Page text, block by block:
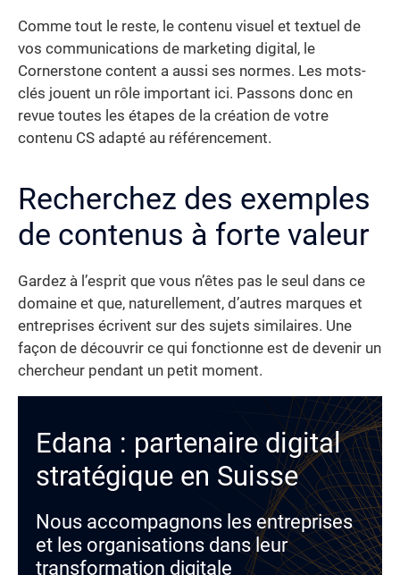
Comme tout le reste, le contenu visuel et textuel de
vos communications de marketing digital, le
Cornerstone content a aussi ses normes. Les mots-
clés jouent un rôle important ici. Passons donc en
revue toutes les étapes de la création de votre
contenu CS adapté au référencement.
Recherchez des exemples
de contenus à forte valeur
Gardez à l’esprit que vous n’êtes pas le seul dans ce
domaine et que, naturellement, d’autres marques et
entreprises écrivent sur des sujets similaires. Une
façon de découvrir ce qui fonctionne est de devenir un
chercheur pendant un petit moment.
Edana : partenaire digital
stratégique en Suisse
Nous accompagnons les entreprises
et les organisations dans leur
transformation digitale